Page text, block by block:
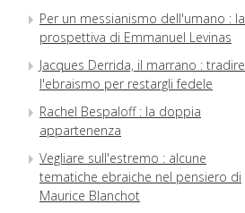
Per un messianismo dell'umano : la
prospettiva di Emmanuel Levinas
Jacques Derrida, il marrano : tradire
l'ebraismo per restargli fedele
Rachel Bespaloff : la doppia
appartenenza
Vegliare sull'estremo : alcune
tematiche ebraiche nel pensiero di
Maurice Blanchot